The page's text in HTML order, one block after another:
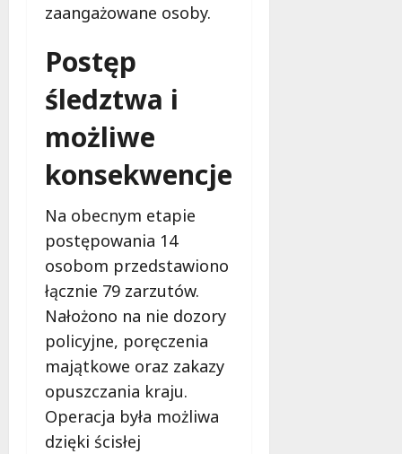
zaangażowane osoby.
Postęp
śledztwa i
możliwe
konsekwencje
Na obecnym etapie
postępowania 14
osobom przedstawiono
łącznie 79 zarzutów.
Nałożono na nie dozory
policyjne, poręczenia
majątkowe oraz zakazy
opuszczania kraju.
Operacja była możliwa
dzięki ścisłej